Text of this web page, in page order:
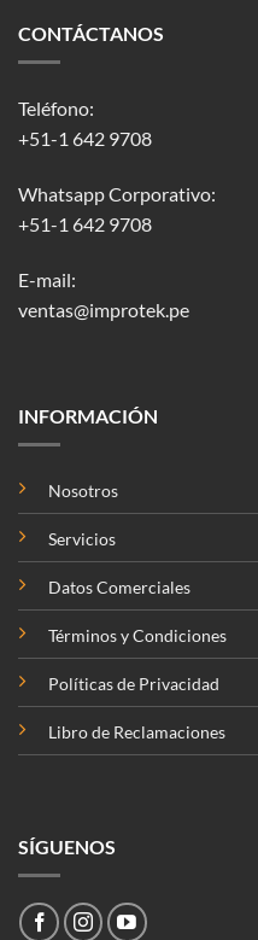
CONTÁCTANOS
Teléfono:
+51-1 642 9708
Whatsapp Corporativo:
+51-1 642 9708
E-mail:
ventas@improtek.pe
INFORMACIÓN
Nosotros
Servicios
Datos Comerciales
Términos y Condiciones
Políticas de Privacidad
Libro de Reclamaciones
SÍGUENOS